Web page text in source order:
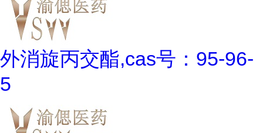
外消旋丙交酯,cas号：95-96-
5